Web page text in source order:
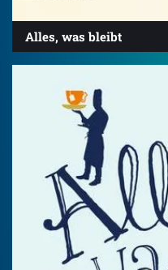
Alles, was bleibt